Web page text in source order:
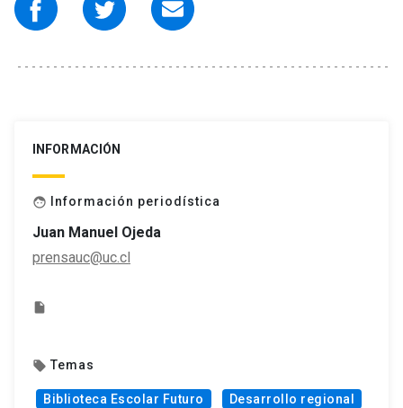
INFORMACIÓN
face Información periodística
Juan Manuel Ojeda
prensauc@uc.cl
insert_drive_file
local_offer Temas
Biblioteca Escolar Futuro
Desarrollo regional